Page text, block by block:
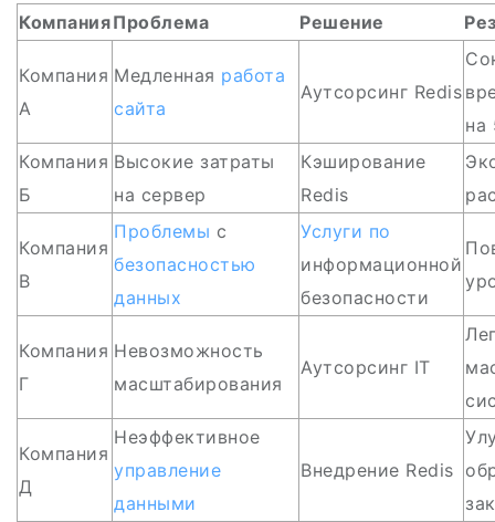
КомпанияПроблема Решение
Компания
А
Медленная работа
сайта
Аутсорсинг Redis
на
Компания
Б
Высокие затраты
на сервер
Кэширование
Redis
Компания
В
Проблемы с
безопасностью
данных
Услуги по
информационной
безопасности
Компания
Г
Невозможность
масштабирования
Аутсорсинг IT
Компания
Д
Неэффективное
управление
данными
Внедрение Redis